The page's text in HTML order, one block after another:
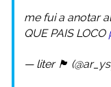
me fui a anotar
QUE PAIS LOCO
— liter 🏴󠁧󠁢󠁳󠁣󠁴󠁿